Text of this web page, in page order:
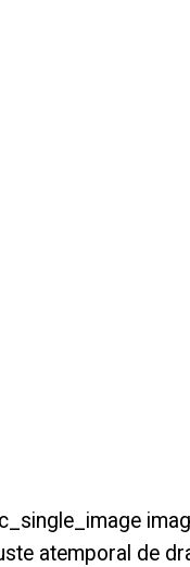
atemporal de